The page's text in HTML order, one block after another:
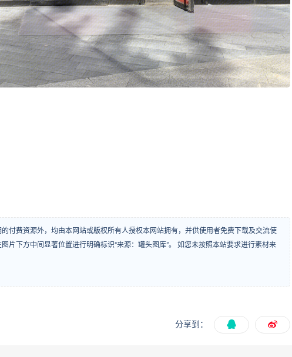
付费资源外，均由本网站或版权所有人授权本网站拥有，并供使用者免费下载及交流使
片下方中间显著位置进行明确标识“来源：罐头图库”。 如您未按照本站要求进行素材来
分享到：